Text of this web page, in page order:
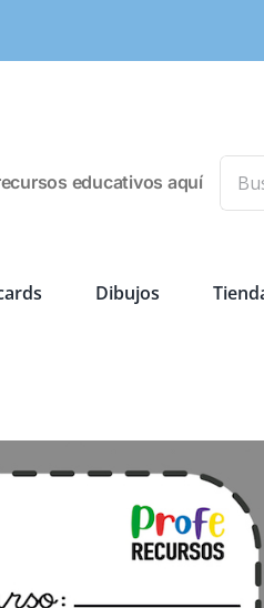
educativos aquí
Dibujos